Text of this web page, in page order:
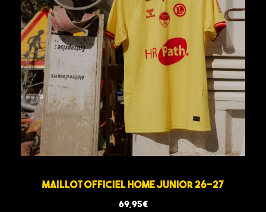
Maillot Officiel Home Junior 26-27
69,95€